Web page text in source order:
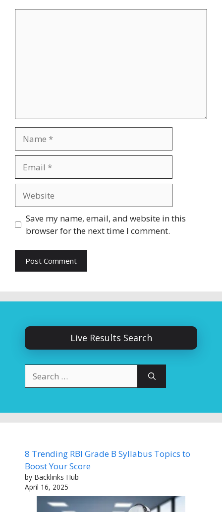
Save my name, email, and website in this
browser for the next time I comment.
Live Results Search
for:
8 Trending RBI Grade B Syllabus Topics to
Boost Your Score
by Backlinks Hub
April 16, 2025